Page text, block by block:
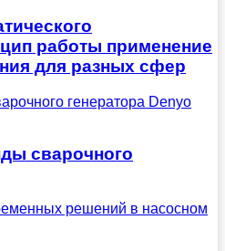
работы применение
для разных сфер
генератора Denyo
сварочного
решений в насосном